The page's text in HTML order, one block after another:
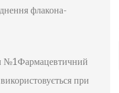
флакона-
№1Фармацевтичний
при